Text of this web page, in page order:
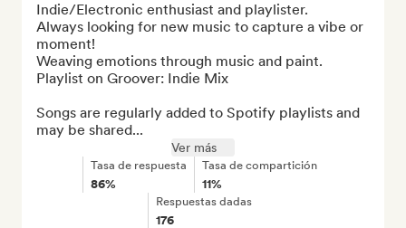
Indie/Electronic enthusiast and playlister.
Always looking for new music to capture a vibe or
moment!
Weaving emotions through music and paint.
Playlist on Groover: Indie Mix
Songs are regularly added to Spotify playlists and
may be shared...
Ver más
Tasa de respuesta
86%
Tasa de compartición
11%
Respuestas dadas
176